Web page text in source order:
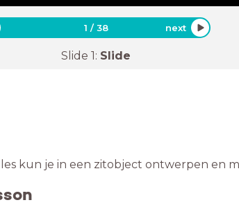
1 /38 next
Slide 1: Slide
kun je in een zitobject ontwerpen en